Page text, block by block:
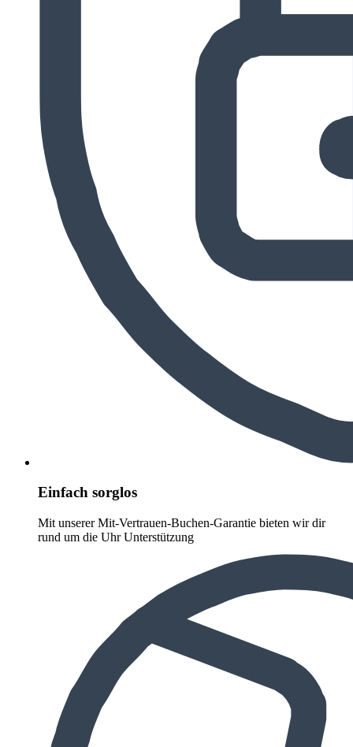
Einfach sorglos
Mit unserer Mit-Vertrauen-Buchen-Garantie bieten wir dir
rund um die Uhr Unterstützung